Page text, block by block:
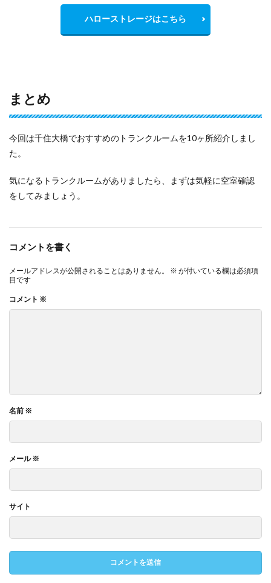
ハローストレージはこちら
まとめ
今回は千住大橋でおすすめのトランクルームを10ヶ所紹介しまし
た。
気になるトランクルームがありましたら、まずは気軽に空室確認
をしてみましょう。
コメントを書く
メールアドレスが公開されることはありません。 ※ が付いている欄は必須項
目です
コメント ※
名前 ※
メール※
サイト